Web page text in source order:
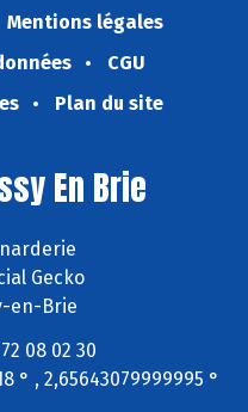
Mentions légales
CGU
Plan du site
En Brie
Gecko
en-Brie
08 02 30
° , 2,65643079999995 °